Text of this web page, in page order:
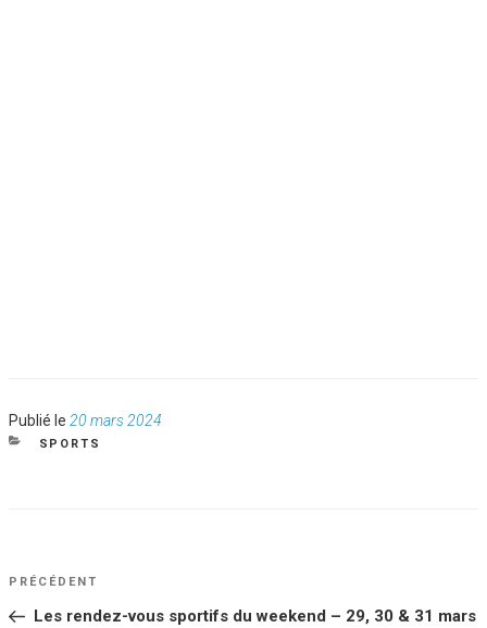
Publié le Publié
le
20 mars 2024
CATÉGORIES
SPORTS
NAVIGATION
DE
Article
PRÉCÉDENT
Les rendez-vous sportifs du weekend – 29, 30 & 31 mars